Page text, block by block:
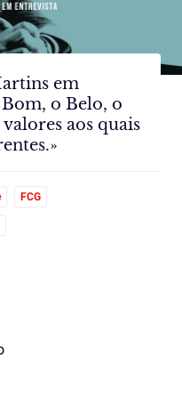
em
o Belo, o
aos quais
FCG